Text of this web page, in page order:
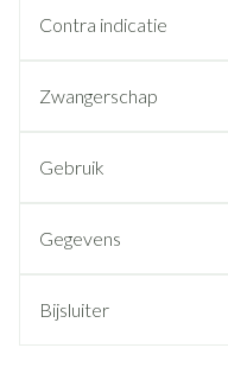
Contra indicatie
Zwangerschap
Gebruik
Gegevens
Bijsluiter